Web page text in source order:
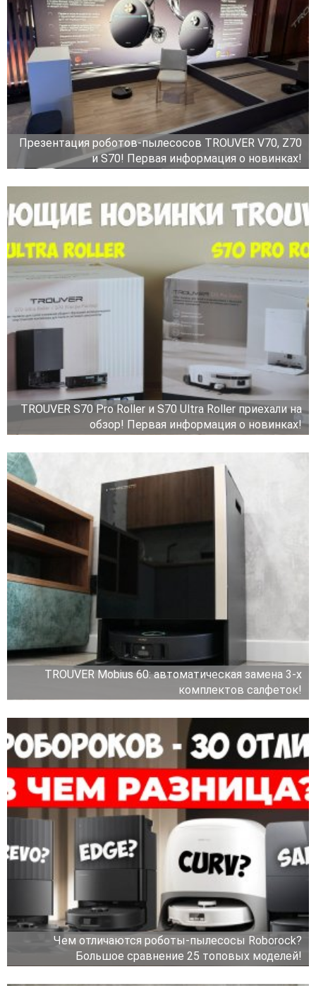
Презентация роботов-пылесосов TROUVER V70, Z70
и S70! Первая информация о новинках!
TROUVER S70 Pro Roller и S70 Ultra Roller приехали на
обзор! Первая информация о новинках!
TROUVER Mobius 60: автоматическая замена 3-х
комплектов салфеток!
Чем отличаются роботы-пылесосы Roborock?
Большое сравнение 25 топовых моделей!